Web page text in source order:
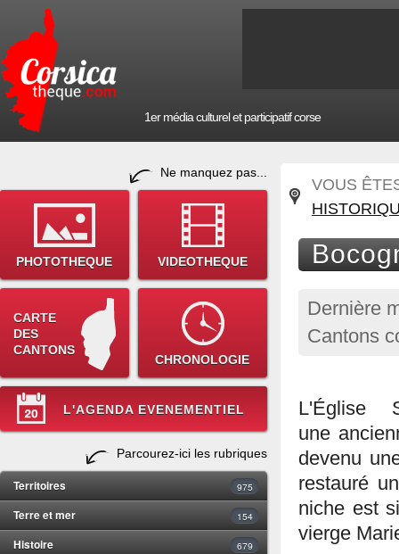
1er média culturel et participatif corse
Ne manquez pas...
PHOTOTHEQUE VIDEOTHEQUE
CARTE
DES
CANTONS
CHRONOLOGIE
L'AGENDA EVENEMENTIEL
Parcourez-ici les rubriques
Territoires 975
Terre et mer 154
Histoire 679
VOUS
Dernière
Cantons
L'Église
une
devenu
restauré
niche est
vierge